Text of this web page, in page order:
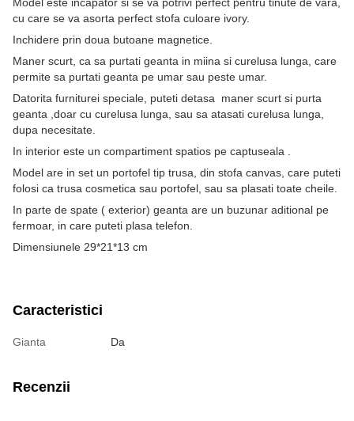
cu care se va asorta perfect stofa culoare ivory.
Inchidere prin doua butoane magnetice.
Maner scurt, ca sa purtati geanta in miina si curelusa lunga, care
permite sa purtati geanta pe umar sau peste umar.
Datorita furniturei speciale, puteti detasa maner scurt si purta
geanta ,doar cu curelusa lunga, sau sa atasati curelusa lunga,
dupa necesitate.
In interior este un compartiment spatios pe captuseala .
Model are in set un portofel tip trusa, din stofa canvas, care puteti
folosi ca trusa cosmetica sau portofel, sau sa plasati toate cheile.
In parte de spate ( exterior) geanta are un buzunar aditional pe
fermoar, in care puteti plasa telefon.
Dimensiunele 29*21*13 cm
Caracteristici
Gianta Da
Recenzii